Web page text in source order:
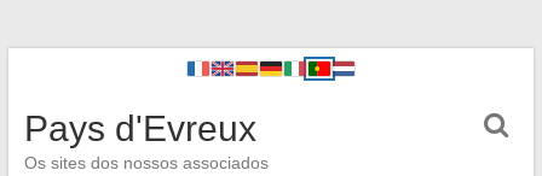
Pays d'Evreux
Os sites dos nossos associados